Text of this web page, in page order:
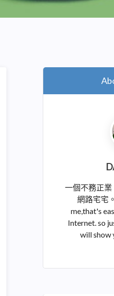
一個不務正
網路宅宅
me,that's
Internet. so
will show